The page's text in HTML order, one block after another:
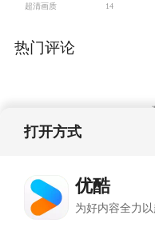
超清画质 14
热门评论
打开方式
优酷
为好内容全力以